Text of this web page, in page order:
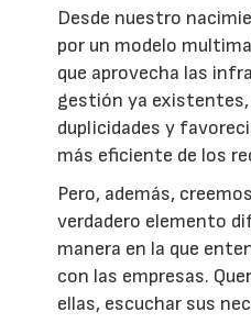
Desde nuestro
por un modelo
que aprovecha las
gestión ya
duplicidades y
más eficiente de los
Pero, además,
verdadero elemento
manera en la que
con las empresas.
ellas, escuchar sus